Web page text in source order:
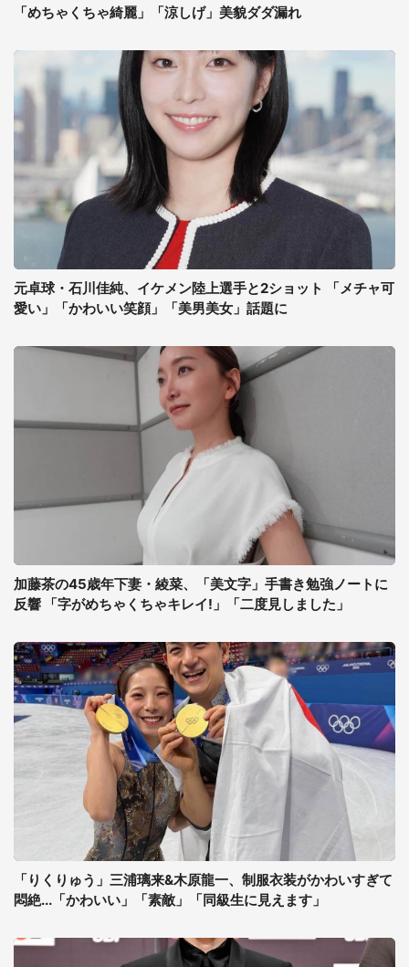
「めちゃくちゃ綺麗」「涼しげ」美貌ダダ漏れ
元卓球・石川佳純、イケメン陸上選手と2ショット 「メチャ可
愛い」「かわいい笑顔」「美男美女」話題に
加藤茶の45歳年下妻・綾菜、「美文字」手書き勉強ノートに
反響 「字がめちゃくちゃキレイ!」「二度見しました」
「りくりゅう」三浦璃来&木原龍一、制服衣装がかわいすぎて
悶絶...「かわいい」「素敵」「同級生に見えます」